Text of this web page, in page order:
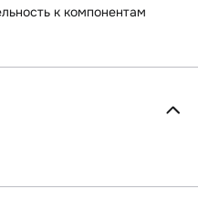
к компонентам